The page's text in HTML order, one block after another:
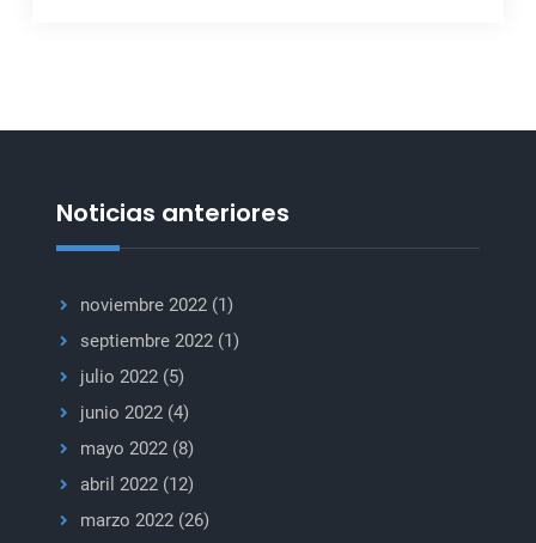
Noticias anteriores
noviembre 2022(1)
septiembre 2022(1)
julio 2022(5)
junio 2022(4)
mayo 2022(8)
abril 2022(12)
marzo 2022(26)